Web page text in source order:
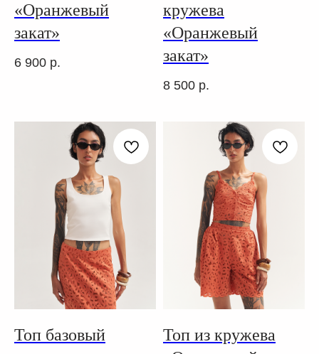
«Оранжевый
закат»
6 900 р.
кружева
«Оранжевый
закат»
8 500 р.
Топ базовый
Топ из кружева